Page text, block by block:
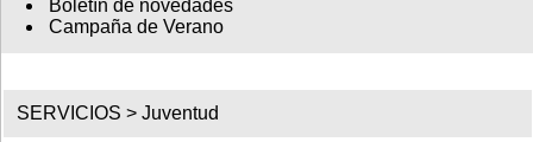
Boletín de novedades
Campaña de Verano
SERVICIOS >Juventud